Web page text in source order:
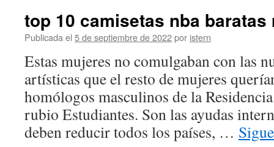
top 10 camisetas nba
Publicada el 5 de septiembre de 2022por istern
Estas mujeres no comulgaban con las
artísticas que el resto de mujeres
homólogos masculinos de la
rubio Estudiantes. Son las ayudas
deben reducir todos los países, …